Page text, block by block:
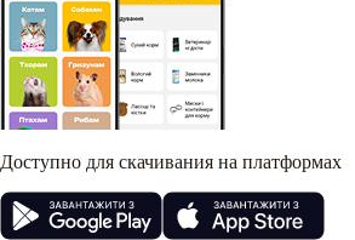
Доступно для скачивания на платформах